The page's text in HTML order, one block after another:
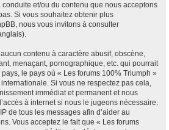
et/ou du contenu que nous acceptons
Si vous souhaitez obtenir plus
nous vous invitons à consulter
contenu à caractère abusif, obscène,
menaçant, pornographique, etc. qui pourrait
le pays où « Les forums 100% Triumph »
Si vous ne respectez pas cela,
immédiat et permanent et nous
à internet si nous le jugeons nécessaire.
de tous les messages afin d’aider au
Vous acceptez le fait que « Les forums